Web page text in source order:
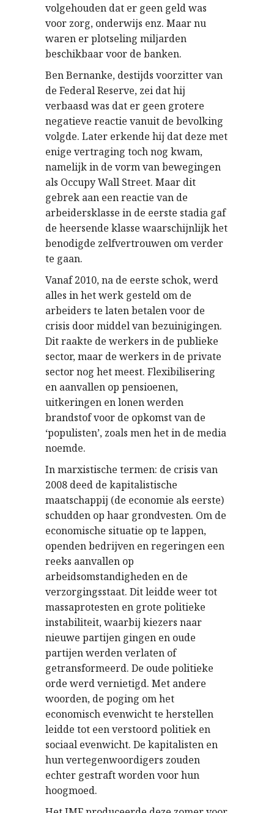
volgehouden dat er geen geld was
voor zorg, onderwijs enz. Maar nu
waren er plotseling miljarden
beschikbaar voor de banken.
Ben Bernanke, destijds voorzitter van
de Federal Reserve, zei dat hij
verbaasd was dat er geen grotere
negatieve reactie vanuit de bevolking
volgde. Later erkende hij dat deze met
enige vertraging toch nog kwam,
namelijk in de vorm van bewegingen
als Occupy Wall Street. Maar dit
gebrek aan een reactie van de
arbeidersklasse in de eerste stadia gaf
de heersende klasse waarschijnlijk het
benodigde zelfvertrouwen om verder
te gaan.
Vanaf 2010, na de eerste schok, werd
alles in het werk gesteld om de
arbeiders te laten betalen voor de
crisis door middel van bezuinigingen.
Dit raakte de werkers in de publieke
sector, maar de werkers in de private
sector nog het meest. Flexibilisering
en aanvallen op pensioenen,
uitkeringen en lonen werden
brandstof voor de opkomst van de
‘populisten’, zoals men het in de media
noemde.
In marxistische termen: de crisis van
2008 deed de kapitalistische
maatschappij (de economie als eerste)
schudden op haar grondvesten. Om de
economische situatie op te lappen,
openden bedrijven en regeringen een
reeks aanvallen op
arbeidsomstandigheden en de
verzorgingsstaat. Dit leidde weer tot
massaprotesten en grote politieke
instabiliteit, waarbij kiezers naar
nieuwe partijen gingen en oude
partijen werden verlaten of
getransformeerd. De oude politieke
orde werd vernietigd. Met andere
woorden, de poging om het
economisch evenwicht te herstellen
leidde tot een verstoord politiek en
sociaal evenwicht. De kapitalisten en
hun vertegenwoordigers zouden
echter gestraft worden voor hun
hoogmoed.